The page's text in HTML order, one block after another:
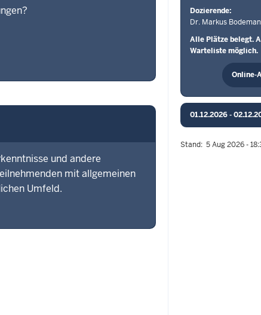
und andere
mit allgemeinen
Umfeld.
Dozierende
Dr. Markus
Alle Plätze belegt.
Warteliste möglich.
Online-
01.12.2026 -
Stand 5 Aug 2026 -